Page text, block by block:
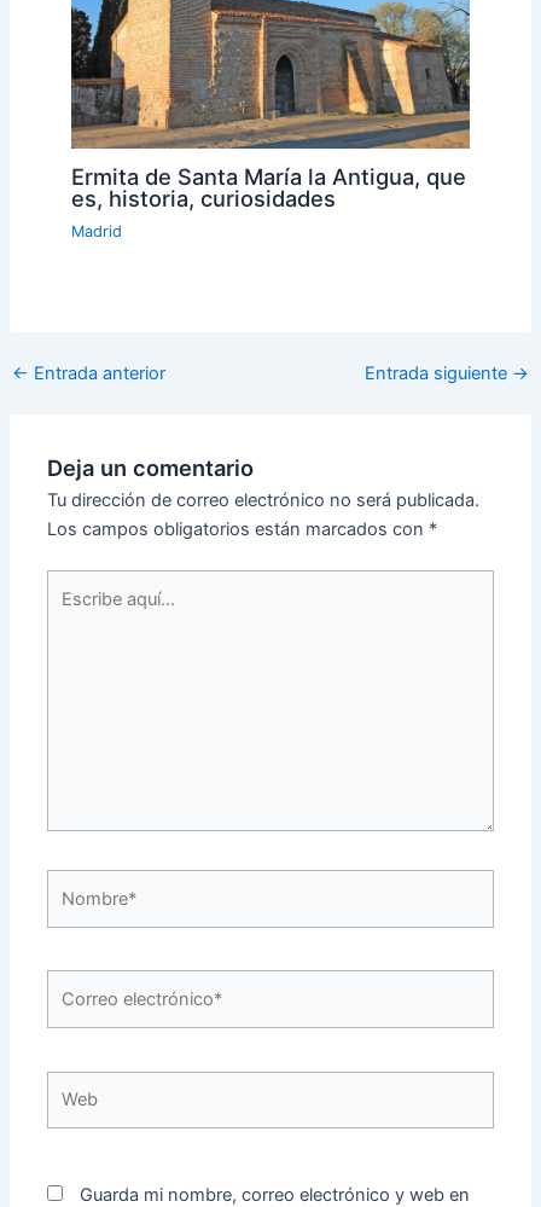
Ermita de Santa María la Antigua, que
es, historia, curiosidades
Madrid
← Entrada anterior Entrada siguiente →
Deja un comentario
Tu dirección de correo electrónico no será publicada.
Los campos obligatorios están marcados con *
aquí...
electrónico*
Guarda mi nombre, correo electrónico y web en